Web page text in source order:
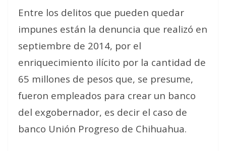
Entre los delitos que pueden quedar
impunes están la denuncia que realizó en
septiembre de 2014, por el
enriquecimiento ilícito por la cantidad de
65 millones de pesos que, se presume,
fueron empleados para crear un banco
del exgobernador, es decir el caso de
banco Unión Progreso de Chihuahua.